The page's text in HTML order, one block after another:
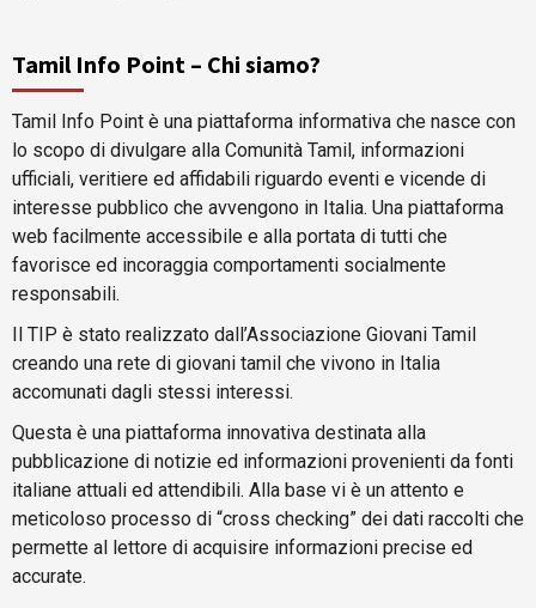
Tamil Info Point – Chi siamo?
Tamil Info Point è una piattaforma informativa che nasce con
lo scopo di divulgare alla Comunità Tamil, informazioni
ufficiali, veritiere ed affidabili riguardo eventi e vicende di
interesse pubblico che avvengono in Italia. Una piattaforma
web facilmente accessibile e alla portata di tutti che
favorisce ed incoraggia comportamenti socialmente
responsabili.
Il TIP è stato realizzato dall’Associazione Giovani Tamil
creando una rete di giovani tamil che vivono in Italia
accomunati dagli stessi interessi.
Questa è una piattaforma innovativa destinata alla
pubblicazione di notizie ed informazioni provenienti da fonti
italiane attuali ed attendibili. Alla base vi è un attento e
meticoloso processo di “cross checking” dei dati raccolti che
permette al lettore di acquisire informazioni precise ed
accurate.